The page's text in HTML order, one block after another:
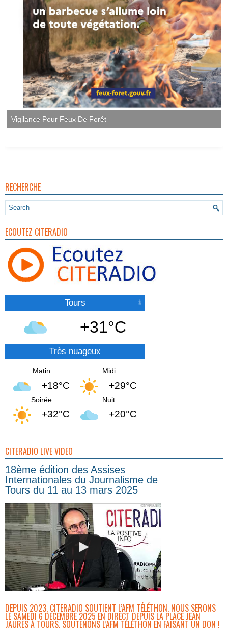
RECHERCHE
ECOUTEZ CITERADIO
Tours
+31°C
Très nuageux
Matin
+18°C
Midi
+29°C
Soirée
+32°C
Nuit
+20°C
CITERADIO LIVE VIDEO
18ème édition des Assises
Internationales du Journalisme de
Tours du 11 au 13 mars 2025
DEPUIS 2023, CITERADIO SOUTIENT L’AFM TÉLÉTHON. NOUS SERONS
LE SAMEDI 6 DÉCEMBRE 2025 EN DIRECT DEPUIS LA PLACE JEAN
JAURÈS À TOURS. SOUTENONS L’AFM TÉLÉTHON EN FAISANT UN DON !